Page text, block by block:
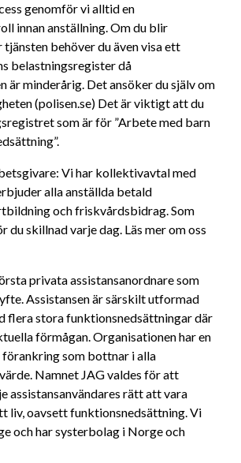
genomför vi alltid en
innan anställning. Om du blir
tjänsten behöver du även visa ett
belastningsregister då
är minderårig. Det ansöker du själv om
(polisen.se) Det är viktigt att du
som är för ”Arbete med barn
Vi har kollektivavtal med
alla anställda betald
och friskvårdsbidrag. Som
du skillnad varje dag. Läs mer om oss
privata assistansanordnare som
Assistansen är särskilt utformad
flera stora funktionsnedsättningar där
förmågan. Organisationen har en
som bottnar i alla
Namnet JAG valdes för att
assistansanvändares rätt att vara
liv, oavsett funktionsnedsättning. Vi
och har systerbolag i Norge och